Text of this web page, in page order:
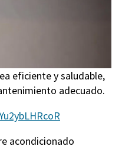
eficiente y saludable,
adecuado.
acondicionado